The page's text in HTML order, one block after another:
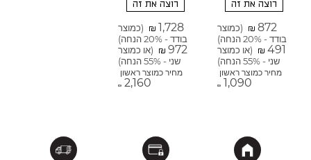
רוצה את זה
₪ 872
(כמוצר
בודד - 20% הנחה)
₪ 491
(או כמוצר
שני - 55% הנחה)
מחיר כמוצר ראשון
₪ 1,090
רוצה את זה
₪ 1,728
(כמוצר
בודד - 20% הנחה)
₪ 972
(או כמוצר
שני - 55% הנחה)
מחיר כמוצר ראשון
₪ 2,160